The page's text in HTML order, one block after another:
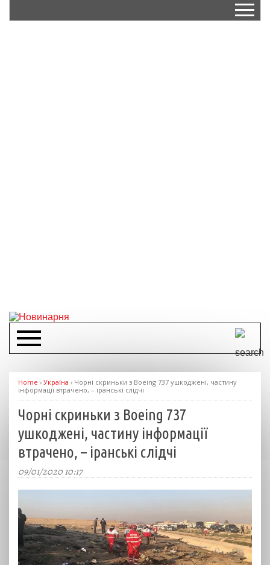
Home › Україна › Чорні скриньки з Boeing 737 ушкоджені, частину
інформації втрачено, – іранські слідчі
Чорні скриньки з Boeing 737
ушкоджені, частину інформації
втрачено, – іранські слідчі
09/01/2020 10:17